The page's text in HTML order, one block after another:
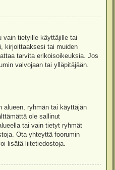
vain tietyille käyttäjille tai
kirjoittaaksesi tai muiden
tarvita erikoisoikeuksia. Jos
valvojaan tai ylläpitäjään.
alueen, ryhmän tai käyttäjän
ole sallinut
tai vain tietyt ryhmät
Ota yhteyttä foorumin
lisätä liitetiedostoja.